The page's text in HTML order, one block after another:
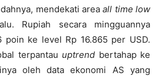
mendekati areaall time low
Rupiah secara mingguannya
poin ke level Rp 16.865 per USD.
terpantau uptrend bertahap ke
oleh data ekonomi AS yang